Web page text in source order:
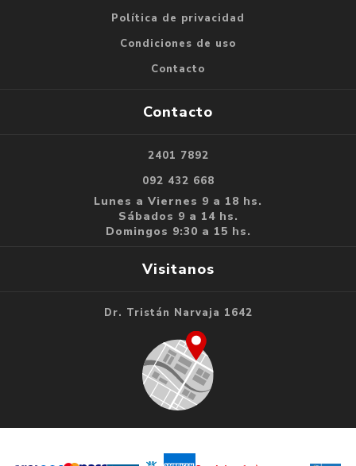
Política de privacidad
Condiciones de uso
Contacto
Contacto
2401 7892
092 432 668
Lunes a Viernes 9 a 18 hs.
Sábados 9 a 14 hs.
Domingos 9:30 a 15 hs.
Visitanos
Dr. Tristán Narvaja 1642